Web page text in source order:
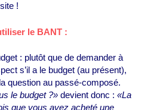
!
le BANT :
: plutôt que de demander à
s’il a le budget (au présent),
question au passé-composé.
le budget ?» devient donc : «La
que vous avez acheté une